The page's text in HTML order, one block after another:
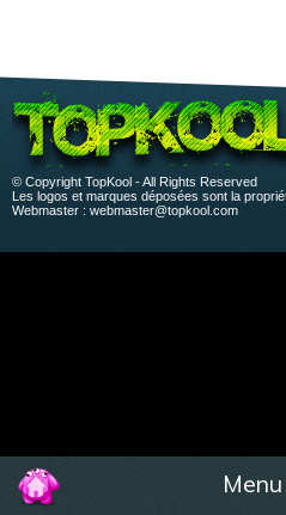
Menu
© Copyright TopKool - All Rights Reserved
Les logos et marques déposées sont la
Webmaster : webmaster@topkool.com